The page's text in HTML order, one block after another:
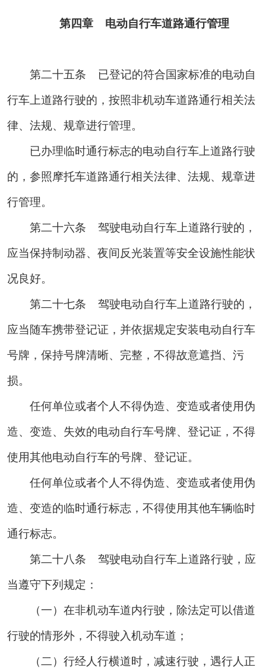
第四章 电动自行车道路通行管理
第二十五条 已登记的符合国家标准的电动自
行车上道路行驶的，按照非机动车道路通行相关法
律、法规、规章进行管理。
已办理临时通行标志的电动自行车上道路行驶
的，参照摩托车道路通行相关法律、法规、规章进
行管理。
第二十六条 驾驶电动自行车上道路行驶的，
应当保持制动器、夜间反光装置等安全设施性能状
况良好。
第二十七条 驾驶电动自行车上道路行驶的，
应当随车携带登记证，并依据规定安装电动自行车
号牌，保持号牌清晰、完整，不得故意遮挡、污
损。
任何单位或者个人不得伪造、变造或者使用伪
造、变造、失效的电动自行车号牌、登记证，不得
使用其他电动自行车的号牌、登记证。
任何单位或者个人不得伪造、变造或者使用伪
造、变造的临时通行标志，不得使用其他车辆临时
通行标志。
第二十八条 驾驶电动自行车上道路行驶，应
当遵守下列规定：
（一）在非机动车道内行驶，除法定可以借道
行驶的情形外，不得驶入机动车道；
（二）行经人行横道时，减速行驶，遇行人正